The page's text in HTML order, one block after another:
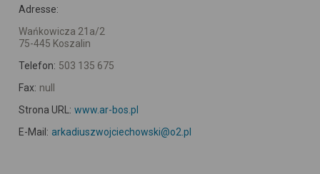
Adresse:
Wańkowicza 21a/2
75-445 Koszalin
Telefon: 503 135 675
Fax: null
Strona URL: www.ar-bos.pl
E-Mail: arkadiuszwojciechowski@o2.pl